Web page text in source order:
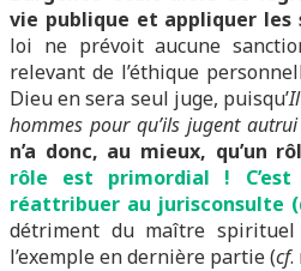
vie publique et appliquer les
loi ne prévoit aucune
relevant de l’éthique
Dieu en sera seul juge, puisqu’
hommes pour qu’ils jugent
n’a donc, au mieux, qu’un
rôle est primordial !
réattribuer au jurisconsulte
détriment du maître
l’exemple en dernière partie (cf.